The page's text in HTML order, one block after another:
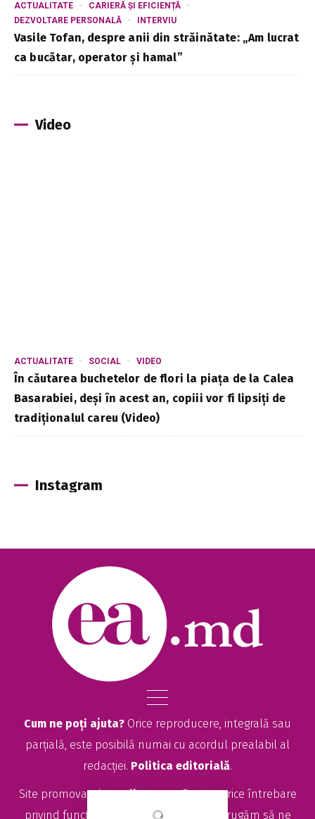
ACTUALITATE
CARIERĂ ȘI EFICIENȚĂ
DEZVOLTARE PERSONALĂ
INTERVIU
Vasile Tofan, despre anii din străinătate: „Am lucrat
ca bucătar, operator și hamal”
Video
ACTUALITATE SOCIAL VIDEO
În căutarea buchetelor de flori la piața de la Calea
Basarabiei, deși în acest an, copiii vor fi lipsiți de
tradiționalul careu (Video)
Instagram
Cum ne poți ajuta? Orice reproducere, integrală sau
parțială, este posibilă numai cu acordul prealabil al
redacției. Politica editorială.
Site promovat deseolitte.com. Pentru orice întrebare
privind funcționarea site-ului EA.md, vă rugăm să ne